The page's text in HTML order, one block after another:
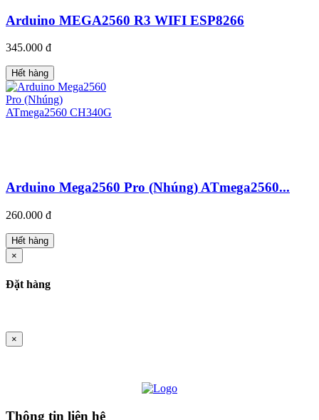
Arduino MEGA2560 R3 WIFI ESP8266
345.000 đ
Hết hàng
Arduino Mega2560 Pro (Nhúng) ATmega2560...
260.000 đ
Hết hàng
×
Đặt hàng
×
Thông tin liên hệ